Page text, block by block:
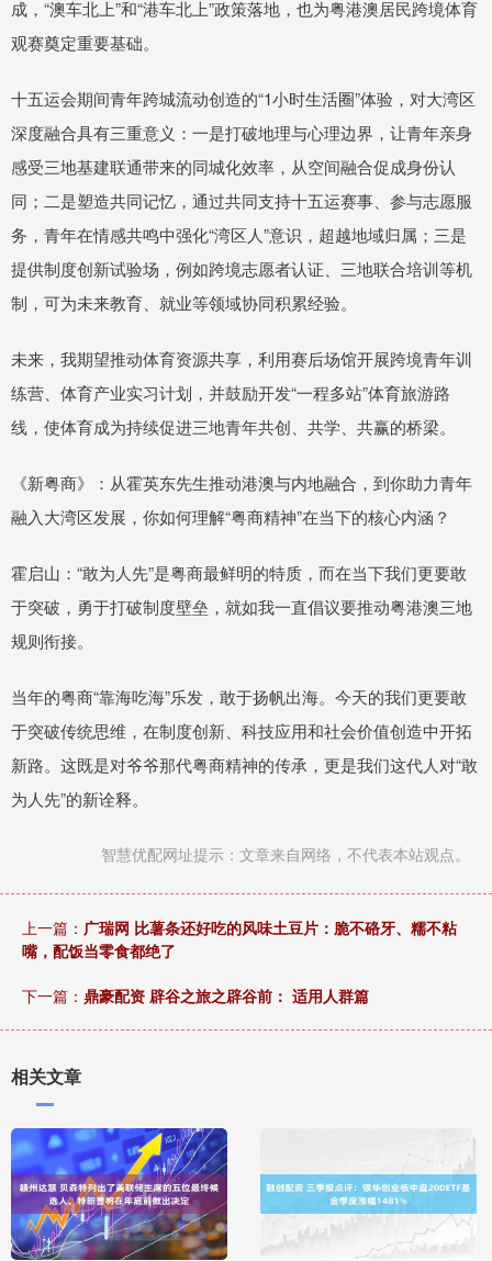
成，“澳车北上”和“港车北上”政策落地，也为粤港澳居民跨境体育
观赛奠定重要基础。
十五运会期间青年跨城流动创造的“1小时生活圈”体验，对大湾区
深度融合具有三重意义：一是打破地理与心理边界，让青年亲身
感受三地基建联通带来的同城化效率，从空间融合促成身份认
同；二是塑造共同记忆，通过共同支持十五运赛事、参与志愿服
务，青年在情感共鸣中强化“湾区人”意识，超越地域归属；三是
提供制度创新试验场，例如跨境志愿者认证、三地联合培训等机
制，可为未来教育、就业等领域协同积累经验。
未来，我期望推动体育资源共享，利用赛后场馆开展跨境青年训
练营、体育产业实习计划，并鼓励开发“一程多站”体育旅游路
线，使体育成为持续促进三地青年共创、共学、共赢的桥梁。
《新粤商》：从霍英东先生推动港澳与内地融合，到你助力青年
融入大湾区发展，你如何理解“粤商精神”在当下的核心内涵？
霍启山：“敢为人先”是粤商最鲜明的特质，而在当下我们更要敢
于突破，勇于打破制度壁垒，就如我一直倡议要推动粤港澳三地
规则衔接。
当年的粤商“靠海吃海”乐发，敢于扬帆出海。今天的我们更要敢
于突破传统思维，在制度创新、科技应用和社会价值创造中开拓
新路。这既是对爷爷那代粤商精神的传承，更是我们这代人对“敢
为人先”的新诠释。
智慧优配网址提示：文章来自网络，不代表本站观点。
上一篇： 广瑞网 比薯条还好吃的风味土豆片：脆不硌牙、糯不粘
嘴，配饭当零食都绝了
下一篇： 鼎豪配资 辟谷之旅之辟谷前： 适用人群篇
相关文章